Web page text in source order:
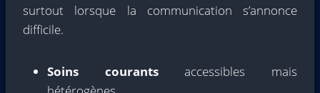
surtout lorsque la communication s’annonce
difficile.
Soins courantsaccessibles mais